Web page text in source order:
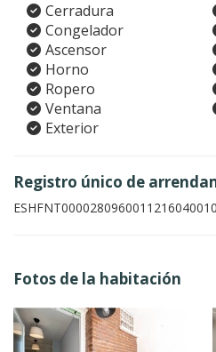
Cerradura
Congelador
Ascensor
Horno
Ropero
Ventana
Exterior
Registro único de
Fotos de la habitación